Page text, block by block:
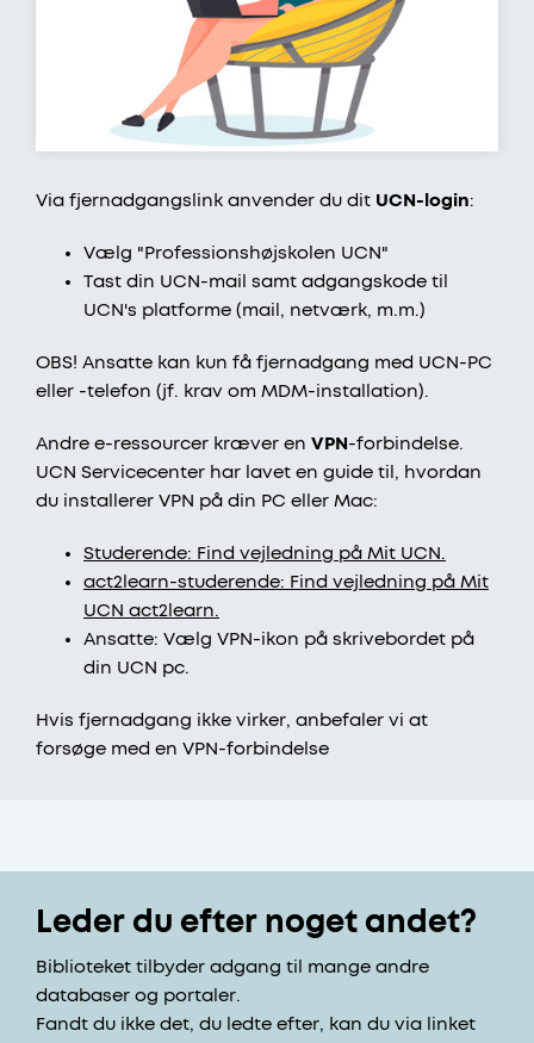
Via fjernadgangslink anvender du dit UCN-login:
Vælg "Professionshøjskolen UCN"
Tast din UCN-mail samt adgangskode til
UCN's platforme (mail, netværk, m.m.)
OBS! Ansatte kan kun få fjernadgang med UCN-PC
eller -telefon (jf. krav om MDM-installation).
Andre e-ressourcer kræver en VPN -forbindelse.
UCN Servicecenter har lavet en guide til, hvordan
du installerer VPN på din PC eller Mac:
Studerende: Find vejledning på Mit UCN.
act2learn-studerende: Find vejledning på Mit
UCN act2learn.
Ansatte: Vælg VPN-ikon på skrivebordet på
din UCN pc.
Hvis fjernadgang ikke virker, anbefaler vi at
forsøge med en VPN-forbindelse
Leder du efter noget andet?
Biblioteket tilbyder adgang til mange andre
databaser og portaler.
Fandt du ikke det, du ledte efter, kan du via linket